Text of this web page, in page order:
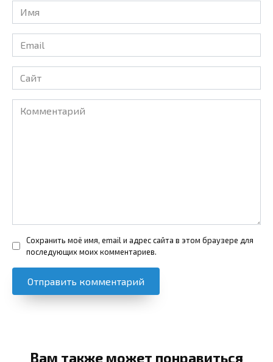
Имя
*
Email
*
Сайт
Комментарий
Сохранить моё имя, email и адрес сайта в этом браузере для
последующих моих комментариев.
Вам также может понравиться